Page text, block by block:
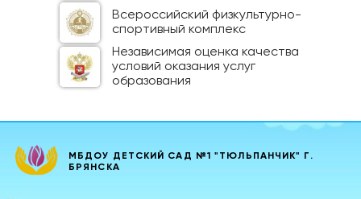
Всероссийский физкультурно-
спортивный комплекс
Независимая оценка качества
условий оказания услуг
образования
МБДОУ ДЕТСКИЙ САД №1 "ТЮЛЬПАНЧИК" Г.
БРЯНСКА